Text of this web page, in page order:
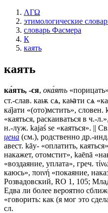
ΛΓΩ
этимологические
словарь Фасмера
К
каять
каять
ка́ять, -ся, ока́ять
ст.-слав. каѭ сѧ, каꙗти сѧ
ка̏jати «(ото)мстить»,
«каяться, раскаиваться в ч.-
н.-луж. kajaś sе «каяться». ||
цена́ (см.), родственно др.-
авест. kāу- «оплатить,
накажет, отомстит», kaēnā
«воздаяние, уплата», греч.
каюсь», ποινή «покаяние,
Розвадовский, RО 1, 105;
Едва ли более вероятно
«говорить: как (я мог это
сл.